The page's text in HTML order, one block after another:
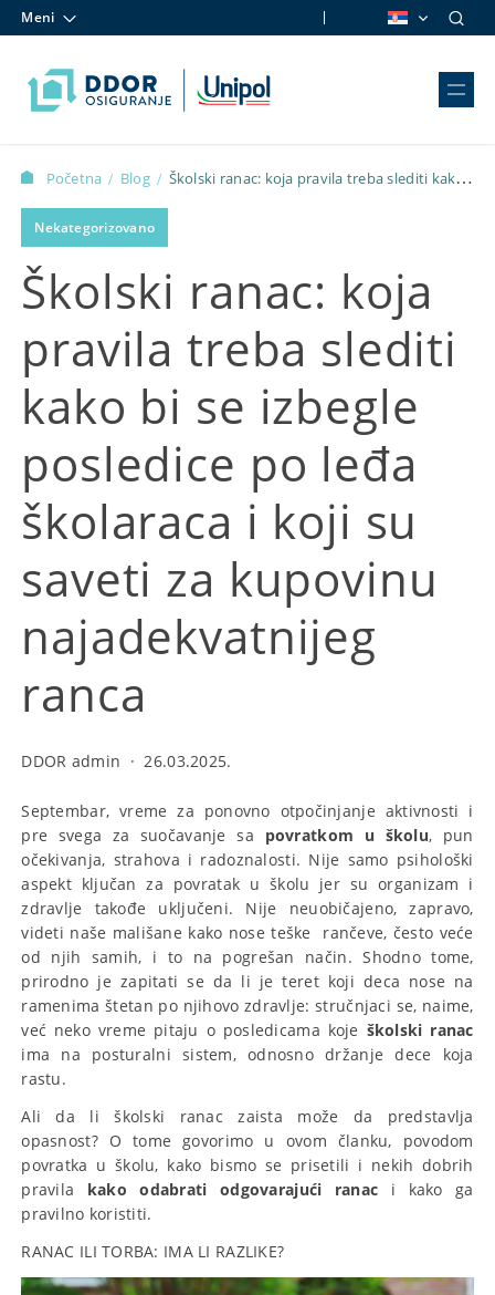
Meni
Početna / Blog / Školski ranac: koja pravila treba slediti kako
bi se izbegle posledice po leđa školaraca i koji su saveti za
kupovinu najadekvatnijeg ranca
Nekategorizovano
Školski ranac: koja
pravila treba slediti
kako bi se izbegle
posledice po leđa
školaraca i koji su
saveti za kupovinu
najadekvatnijeg
ranca
DDOR admin ·26.03.2025.
Septembar, vreme za ponovno otpočinjanje aktivnosti i
pre svega za suočavanje sa povratkom u školu, pun
očekivanja, strahova i radoznalosti. Nije samo psihološki
aspekt ključan za povratak u školu jer su organizam i
zdravlje takođe uključeni. Nije neuobičajeno, zapravo,
videti naše mališane kako nose teške rančeve, često veće
od njih samih, i to na pogrešan način. Shodno tome,
prirodno je zapitati se da li je teret koji deca nose na
ramenima štetan po njihovo zdravlje: stručnjaci se, naime,
već neko vreme pitaju o posledicama koje školski ranac
ima na posturalni sistem, odnosno držanje dece koja
rastu.
Ali da li školski ranac zaista može da predstavlja
opasnost? O tome govorimo u ovom članku, povodom
povratka u školu, kako bismo se prisetili i nekih dobrih
pravila kako odabrati odgovarajući ranac i kako ga
pravilno koristiti.
RANAC ILI TORBA: IMA LI RAZLIKE?